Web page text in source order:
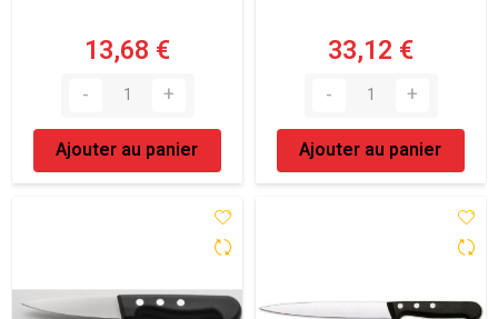
13,68 €
Ajouter au panier
33,12 €
Ajouter au panier